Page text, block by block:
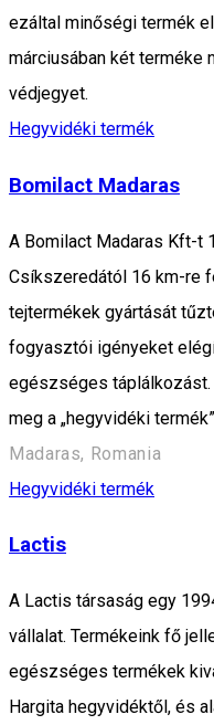
ezáltal minőségi termék
márciusában két terméke
védjegyet.
Hegyvidéki termék
Bomilact Madaras
A Bomilact Madaras Kft-t
Csíkszeredától 16 km-re
tejtermékek gyártását
fogyasztói igényeket
egészséges
meg a „hegyvidéki
Madaras, Romania
Hegyvidéki termék
Lactis
A Lactis társaság egy
vállalat. Termékeink fő
egészséges termékek
Hargita hegyvidéktől, és